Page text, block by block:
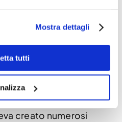
Mostra dettagli
tutti
aiutare la tua
nel settore finanziario, la
dei
creato numerosi